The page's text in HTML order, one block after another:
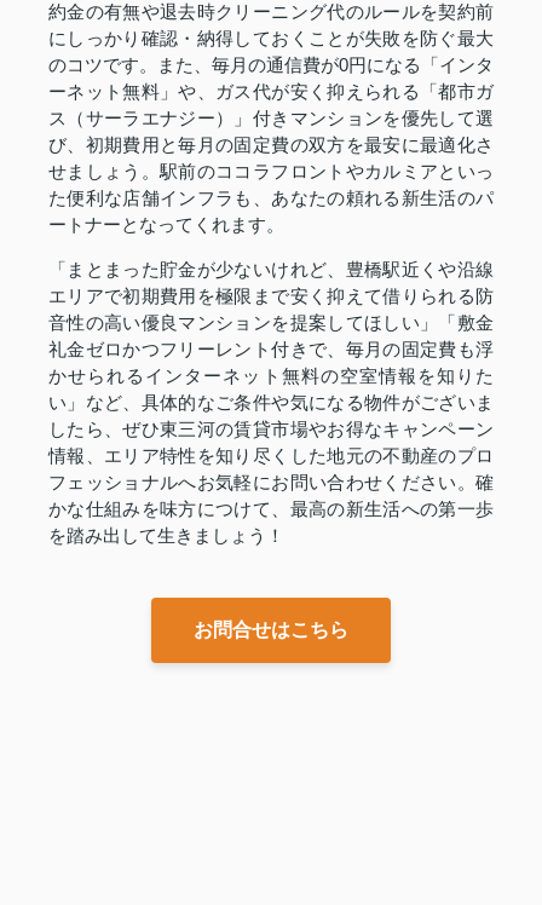
約金の有無や退去時クリーニング代のルールを契約前
にしっかり確認・納得しておくことが失敗を防ぐ最大
のコツです。また、毎月の通信費が0円になる「インタ
ーネット無料」や、ガス代が安く抑えられる「都市ガ
ス（サーラエナジー）」付きマンションを優先して選
び、初期費用と毎月の固定費の双方を最安に最適化さ
せましょう。駅前のココラフロントやカルミアといっ
た便利な店舗インフラも、あなたの頼れる新生活のパ
ートナーとなってくれます。
「まとまった貯金が少ないけれど、豊橋駅近くや沿線
エリアで初期費用を極限まで安く抑えて借りられる防
音性の高い優良マンションを提案してほしい」「敷金
礼金ゼロかつフリーレント付きで、毎月の固定費も浮
かせられるインターネット無料の空室情報を知りた
い」など、具体的なご条件や気になる物件がございま
したら、ぜひ東三河の賃貸市場やお得なキャンペーン
情報、エリア特性を知り尽くした地元の不動産のプロ
フェッショナルへお気軽にお問い合わせください。確
かな仕組みを味方につけて、最高の新生活への第一歩
を踏み出して生きましょう！
お問合せはこちら